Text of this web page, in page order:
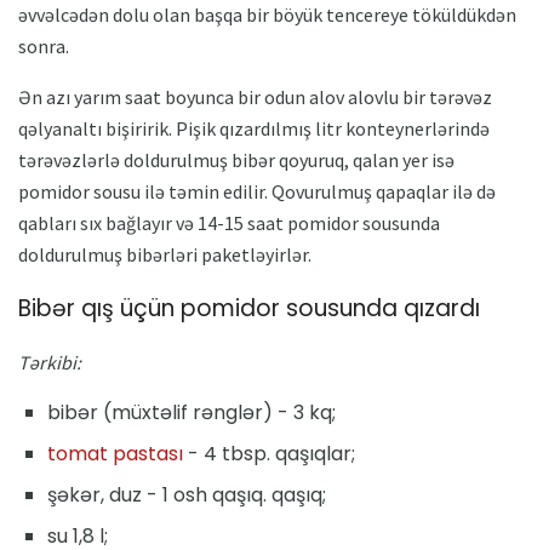
əvvəlcədən dolu olan başqa bir böyük tencereye töküldükdən
sonra.
Ən azı yarım saat boyunca bir odun alov alovlu bir tərəvəz
qəlyanaltı bişiririk. Pişik qızardılmış litr konteynerlərində
tərəvəzlərlə doldurulmuş bibər qoyuruq, qalan yer isə
pomidor sousu ilə təmin edilir. Qovurulmuş qapaqlar ilə də
qabları sıx bağlayır və 14-15 saat pomidor sousunda
doldurulmuş bibərləri paketləyirlər.
Bibər qış üçün pomidor sousunda qızardı
Tərkibi:
bibər (müxtəlif rənglər) - 3 kq;
tomat pastası - 4 tbsp. qaşıqlar;
şəkər, duz - 1 osh qaşıq. qaşıq;
su 1,8 l;